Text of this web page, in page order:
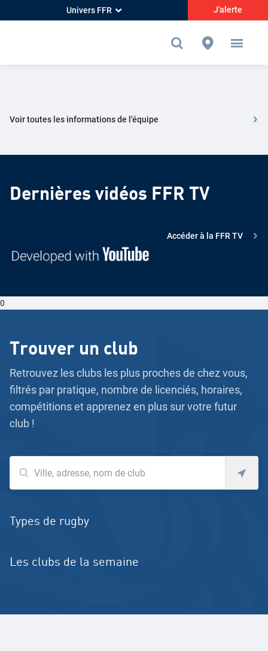
Univers FFR J'alerte
Voir toutes les informations de l'équipe
Dernières vidéos FFR TV
Accéder à la FFR TV
0
Trouver un club
Retrouvez les clubs les plus proches de chez vous,
filtrés par pratique, nombre de licenciés, horaires,
compétitions et apprenez en plus sur votre futur
club !
Types de rugby
Les clubs de la semaine